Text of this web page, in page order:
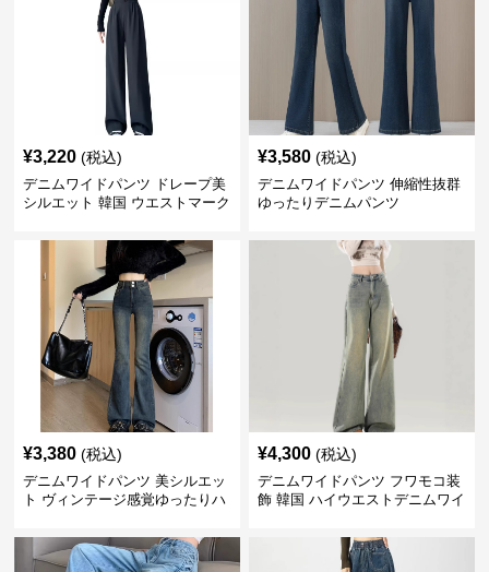
¥3,220 (税込)
デニムワイドパンツ ドレープ美
シルエット 韓国 ウエストマーク
¥3,580 (税込)
デニムワイドパンツ 伸縮性抜群
ゆったりデニムパンツ
¥3,380 (税込)
デニムワイドパンツ 美シルエッ
ト ヴィンテージ感覚ゆったりハ
¥4,300 (税込)
デニムワイドパンツ フワモコ装
飾 韓国 ハイウエストデニムワイ